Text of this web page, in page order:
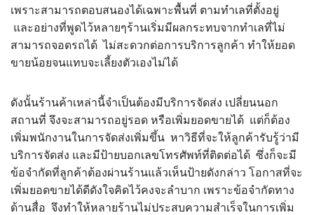
เพราะสามารถตอบสนองได้เฉพาะพื้นที่ ตามทำเลที่ตั้งอยู่
และอย่างที่พูดไว้หลายๆร้านเริ่มมีผลกระทบจากทำเลที่ไม่
สามารถจอดรถได้ ไม่สะดวกต่อการบริการลูกค้า ทำให้ยอด
ขายน้อยจนแทบจะเลี้ยงตัวเองไม่ได้
ดังนั้นร้านค้าเหล่านี้จำเป็นต้องมีบริการจัดส่ง เปลี่ยนนอก
สถานที่ จึงจะสามารถอยู่รอด หรือเพิ่มยอดขายได้ แต่ก็ต้อง
เพิ่มพนักงานในการจัดส่งเพิ่มขึ้น หาวิธีที่จะให้ลูกค้ารับรู้ว่ามี
บริการจัดส่ง และมีป้ายบอกเลขโทรศัพท์ที่ติดต่อได้ ซึ่งก็จะมี
ข้อจำกัดที่ลูกค้าต้องผ่านร้านแล้วเห็นป้ายดังกล่าว โอกาสที่จะ
เพิ่มยอดขายได้ดีดังใจคิดไว้คงจะลำบาก เพราะข้อจำกัดทาง
ด้านสื่อ จึงทำให้หลายร้านไม่ประสบความสำเร็จในการเพิ่ม